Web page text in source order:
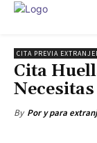
CITA PREVIA
Cita
By Por y para